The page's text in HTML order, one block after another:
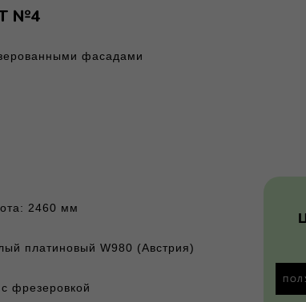
№4
фасадами
2460 мм
платиновый W980 (Австрия)
фрезеровкой